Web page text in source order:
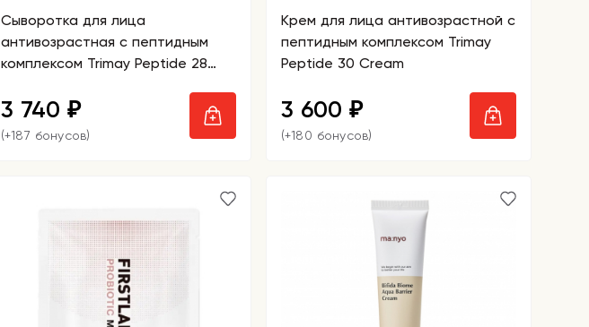
Сыворотка для лица
антивозрастная с пептидным
комплексом Trimay Peptide 28
3 740 ₽
(+187 бонусов)
Крем для лица антивозрастной с
пептидным комплексом Trimay
Peptide 30 Cream
3 600 ₽
(+180 бонусов)